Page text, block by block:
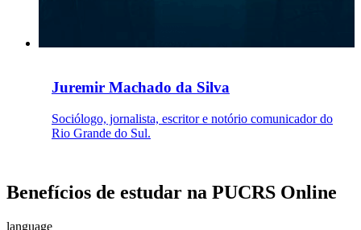
Juremir Machado da Silva
Sociólogo, jornalista, escritor e notório comunicador do
Rio Grande do Sul.
Benefícios de estudar na PUCRS Online
language